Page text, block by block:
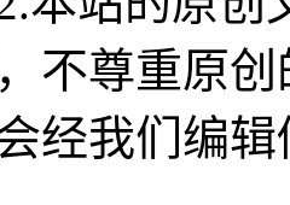
不尊重原
经我们编